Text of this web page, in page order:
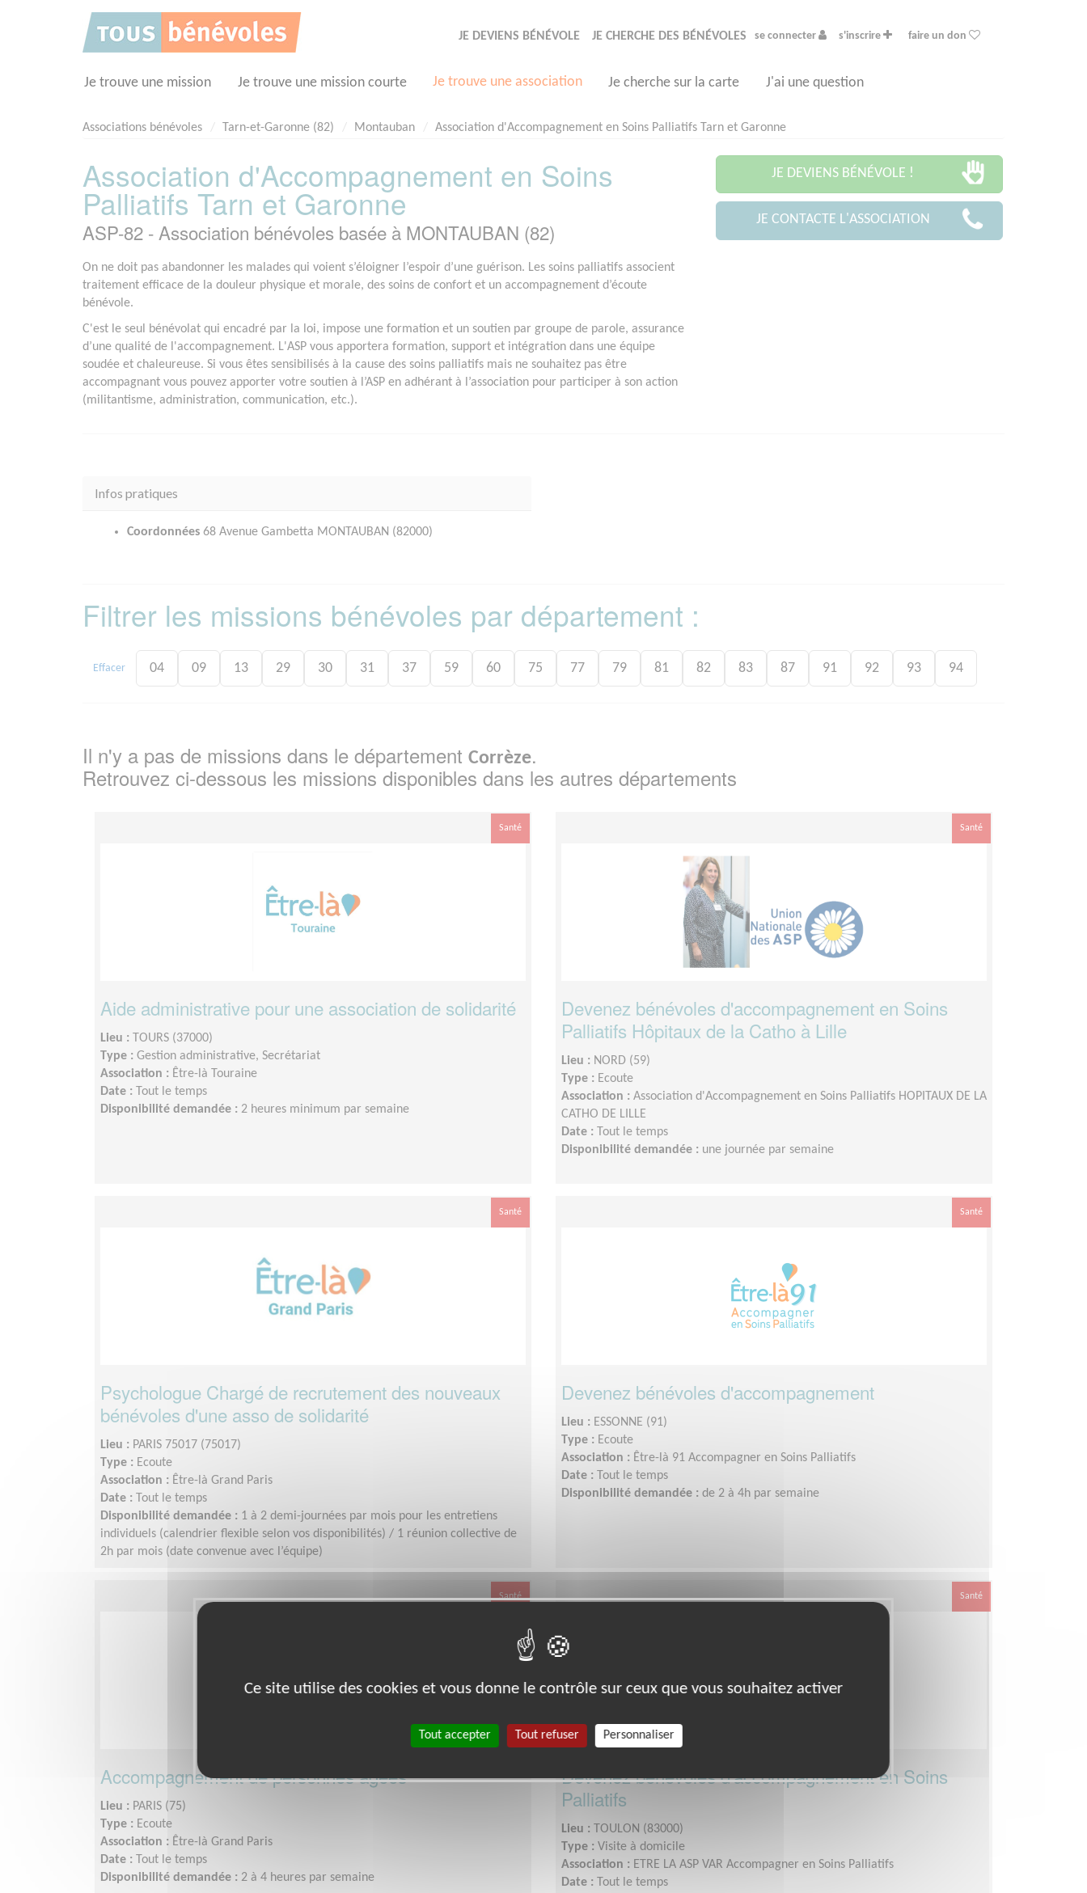
JE DEVIENS BÉNÉVOLE JE CHERCHE DES BÉNÉVOLES se connecter s'inscrire faire un don
Je trouve une mission Je trouve une mission courte Je trouve une association Je cherche sur la carte J'ai une question
Associations bénévoles Tarn-et-Garonne (82) Montauban Association d'Accompagnement en Soins Palliatifs Tarn et Garonne
Association d'Accompagnement en Soins
Palliatifs Tarn et Garonne
ASP-82 - Association bénévoles basée à MONTAUBAN (82)
On ne doit pas abandonner les malades qui voient s’éloigner l’espoir d’une guérison. Les soins palliatifs associent
traitement efficace de la douleur physique et morale, des soins de confort et un accompagnement d’écoute
bénévole.
C'est le seul bénévolat qui encadré par la loi, impose une formation et un soutien par groupe de parole, assurance
d’une qualité de l'accompagnement. L'ASP vous apportera formation, support et intégration dans une équipe
soudée et chaleureuse. Si vous êtes sensibilisés à la cause des soins palliatifs mais ne souhaitez pas être
accompagnant vous pouvez apporter votre soutien à l’ASP en adhérant à l’association pour participer à son action
(militantisme, administration, communication, etc.).
JE DEVIENS BÉNÉVOLE !
JE CONTACTE L'ASSOCIATION
Infos pratiques
Coordonnées 68 Avenue Gambetta MONTAUBAN (82000)
Filtrer les missions bénévoles par département :
Effacer 04 09 13 29 30 31 37 59 60 75 77 79 81 82 83 87 91 92 93 94
Il n'y a pas de missions dans le département Corrèze.
Retrouvez ci-dessous les missions disponibles dans les autres départements
Santé
Aide administrative pour une association de solidarité
Lieu :
TOURS (37000)
Type : Gestion administrative, Secrétariat
Association : Être-là Touraine
Date :
Tout le temps
Disponibilité demandée : 2 heures minimum par semaine
Santé
Devenez bénévoles d'accompagnement en Soins
Palliatifs Hôpitaux de la Catho à Lille
Lieu : NORD (59)
Type : Ecoute
Association : Association d'Accompagnement en Soins Palliatifs HOPITAUX DE LA
CATHO DE LILLE
Date :
Tout le temps
Disponibilité demandée : une journée par semaine
Santé
Psychologue Chargé de recrutement des nouveaux
bénévoles d'une asso de solidarité
Lieu : PARIS 75017 (75017)
Type : Ecoute
Association : Être-là Grand Paris
Date :
Tout le temps
Disponibilité demandée : 1 à 2 demi-journées par mois pour les entretiens
individuels (calendrier flexible selon vos disponibilités) / 1 réunion collective de
2h par mois (date convenue avec l’équipe)
Santé
Devenez bénévoles d'accompagnement
Lieu : ESSONNE (91)
Type : Ecoute
Association : Être-là 91 Accompagner en Soins Palliatifs
Date :
Tout le temps
Disponibilité demandée : de 2 à 4h par semaine
Santé
Accompagnement de personnes âgées
Lieu : PARIS (75)
Type : Ecoute
Association : Être-là Grand Paris
Date :
Tout le temps
Disponibilité demandée : 2 à 4 heures par semaine
Santé
Devenez bénévoles d'accompagnement en Soins
Palliatifs
Lieu :
TOULON (83000)
Type : Visite à domicile
Association : ETRE LA ASP VAR Accompagner en Soins Palliatifs
Date :
Tout le temps
Ce site utilise des cookies et vous donne le contrôle sur ceux que vous souhaitez activer
Tout accepter Tout refuser Personnaliser